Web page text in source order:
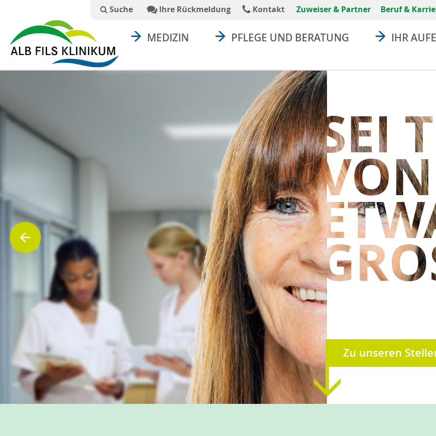
Suche Suchtext absenden
Ihre Rückmeldung Kontakt Zuweiser & Partner Beruf &
MEDIZIN PFLEGE UND BERATUNG IHR
SEI
VON
Zu unseren